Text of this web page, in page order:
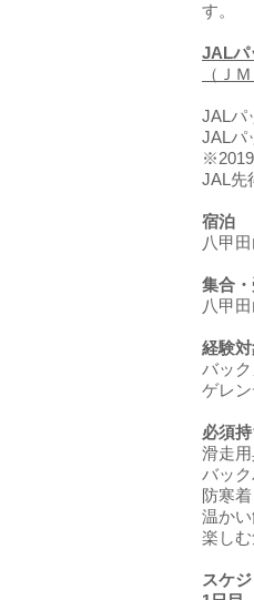
す。
JALパ
（Ｊ
JALパ
JALパ
​JAL先
宿泊
八甲
集合
八甲
経験
バッ
ゲレ
必須
滑走
バッ
防寒
温か
楽し
スケ